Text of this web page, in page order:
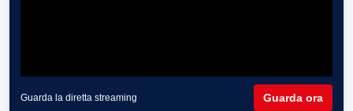
Guarda la diretta streaming Guarda ora